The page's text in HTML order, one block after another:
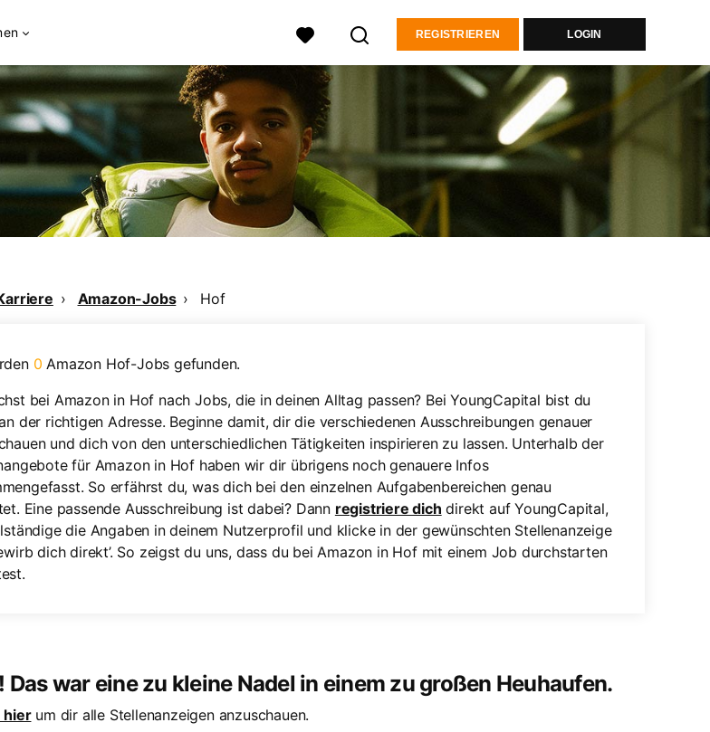
REGISTRIEREN LOGIN
Amazon-Jobs Hof
0 Amazon Hof-Jobs gefunden.
bei Amazon in Hof nach Jobs, die in deinen Alltag passen? Bei YoungCapital bist du
der richtigen Adresse. Beginne damit, dir die verschiedenen Ausschreibungen genauer
und dich von den unterschiedlichen Tätigkeiten inspirieren zu lassen. Unterhalb der
für Amazon in Hof haben wir dir übrigens noch genauere Infos
So erfährst du, was dich bei den einzelnen Aufgabenbereichen genau
Eine passende Ausschreibung ist dabei? Dann registriere dich direkt auf YoungCapital,
die Angaben in deinem Nutzerprofil und klicke in der gewünschten Stellenanzeige
dich direkt’. So zeigst du uns, dass du bei Amazon in Hof mit einem Job durchstarten
Das war eine zu kleine Nadel in einem zu großen Heuhaufen.
hierum dir alle Stellenanzeigen anzuschauen.